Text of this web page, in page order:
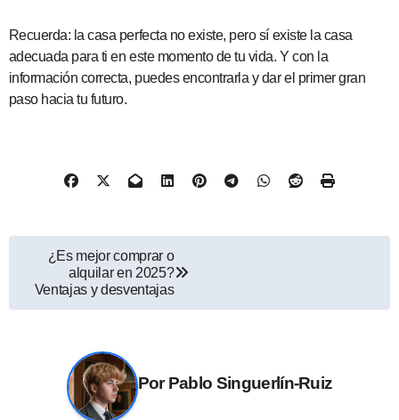
Recuerda: la casa perfecta no existe, pero sí existe la casa
adecuada para ti en este momento de tu vida. Y con la
información correcta, puedes encontrarla y dar el primer gran
paso hacia tu futuro.
Navegación
entradas
¿Es mejor comprar o
alquilar en 2025?
Ventajas y desventajas
PorPablo Singuerlín-Ruiz